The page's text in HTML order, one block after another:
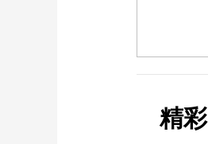
精